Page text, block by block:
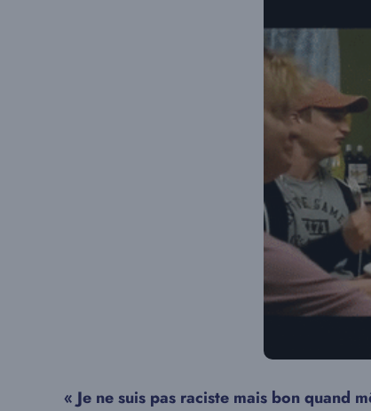
« Je ne suis pas raciste mais bon quand